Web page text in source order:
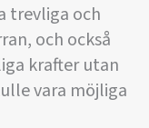
trevliga och
och också
krafter utan
vara möjliga